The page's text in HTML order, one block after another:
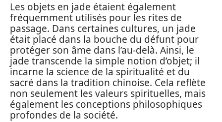
Les objets en jade étaient également
fréquemment utilisés pour les rites de
passage. Dans certaines cultures, un jade
était placé dans la bouche du défunt pour
protéger son âme dans l’au-delà. Ainsi, le
jade transcende la simple notion d’objet; il
incarne la science de la spiritualité et du
sacré dans la tradition chinoise. Cela reflète
non seulement les valeurs spirituelles, mais
également les conceptions philosophiques
profondes de la société.